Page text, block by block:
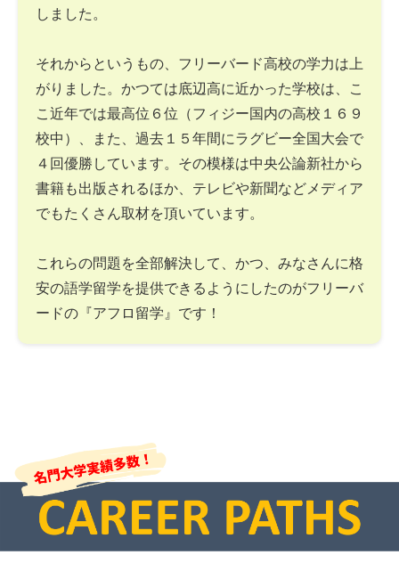
しました。
それからというもの、フリーバード高校の学力は上
がりました。かつては底辺高に近かった学校は、こ
こ近年では最高位６位（フィジー国内の高校１６９
校中）、また、過去１５年間にラグビー全国大会で
４回優勝しています。その模様は中央公論新社から
書籍も出版されるほか、テレビや新聞などメディア
でもたくさん取材を頂いています。
これらの問題を全部解決して、かつ、みなさんに格
安の語学留学を提供できるようにしたのがフリーバ
ードの『アフロ留学』です！